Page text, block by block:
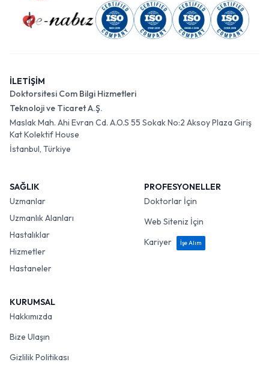
İLETİŞİM
Doktorsitesi Com Bilgi Hizmetleri
Teknoloji ve Ticaret A.Ş.
Maslak Mah. Ahi Evran Cd. A.O.S 55 Sokak No:2 Aksoy Plaza Giriş
Kat Kolektif House
İstanbul, Türkiye
SAĞLIK
Uzmanlar
Uzmanlık Alanları
Hastalıklar
Hizmetler
Hastaneler
PROFESYONELLER
Doktorlar İçin
Web Siteniz İçin
Kariyer
İşe Alım
KURUMSAL
Hakkımızda
Bize Ulaşın
Gizlilik Politikası